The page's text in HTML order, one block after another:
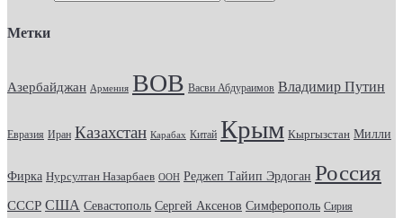
Метки
Азербайджан Армения ВОВ Васви Абдураимов Владимир Путин
Евразия Иран Казахстан Карабах Китай Крым Кыргызстан Милли
Фирка Нурсултан Назарбаев ООН Реджеп Тайип Эрдоган Россия
СССР США Севастополь Сергей Аксенов Симферополь Сирия